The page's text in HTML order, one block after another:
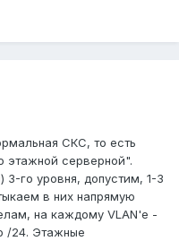
СКС, то есть
этажной серверной".
го уровня, допустим, 1-3
в них напрямую
на каждому VLAN'е -
/24. Этажные